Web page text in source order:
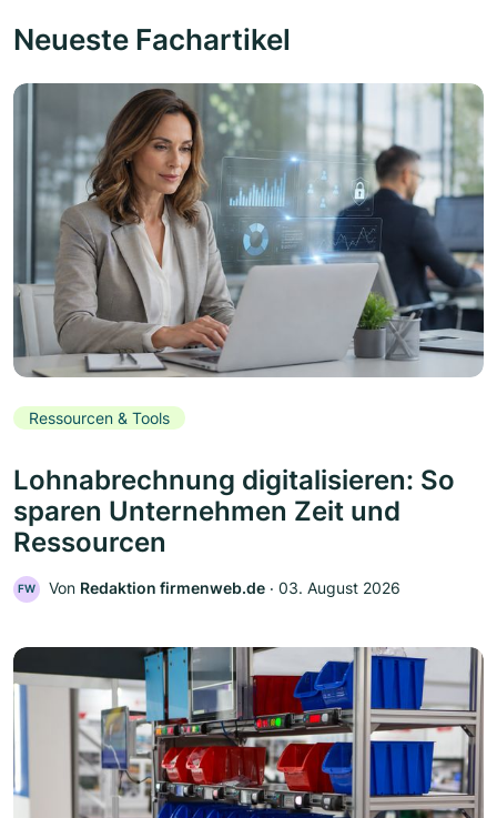
Neueste Fachartikel
Ressourcen & Tools
Lohnabrechnung digitalisieren: So
sparen Unternehmen Zeit und
Ressourcen
FW Von Redaktion firmenweb.de ‧ 03. August 2026